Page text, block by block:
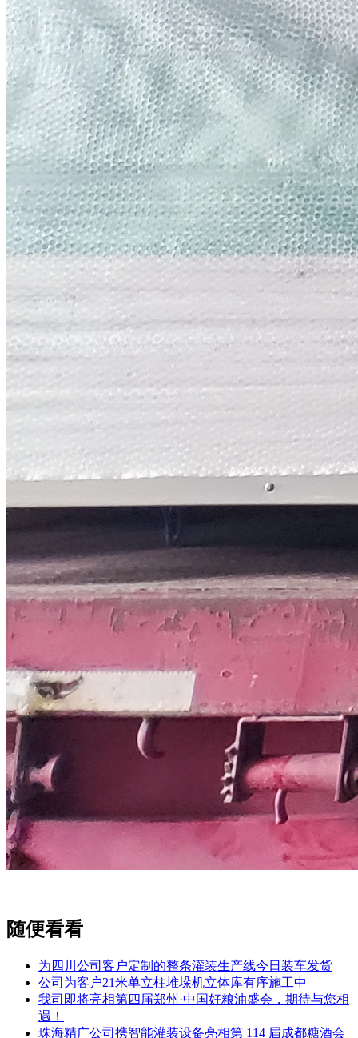
随便看看
为四川公司客户定制的整条灌装生产线今日装车发货
公司为客户21米单立柱堆垛机立体库有序施工中
我司即将亮相第四届郑州·中国好粮油盛会，期待与您相
遇！
珠海精广公司携智能灌装设备亮相第 114 届成都糖酒会